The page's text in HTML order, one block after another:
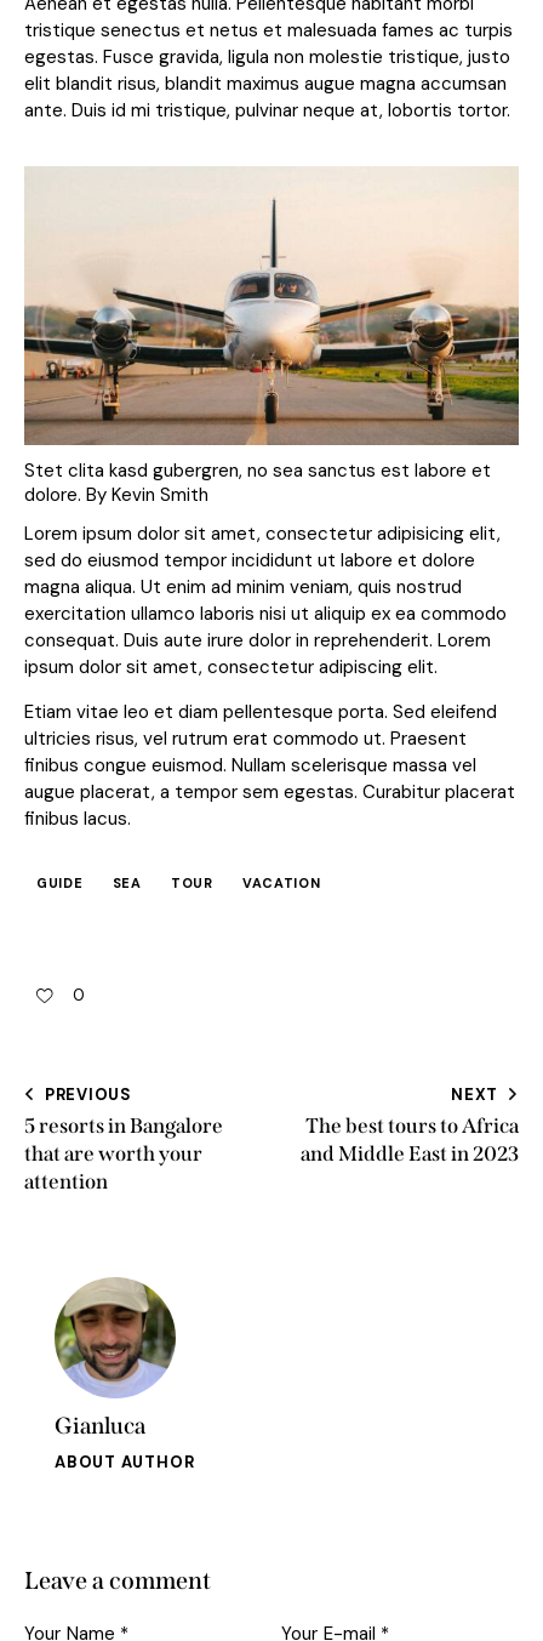
tristique senectus et netus et malesuada fames ac turpis
egestas. Fusce gravida, ligula non molestie tristique, justo
elit blandit risus, blandit maximus augue magna accumsan
ante. Duis id mi tristique, pulvinar neque at, lobortis tortor.
Stet clita kasd gubergren, no sea sanctus est labore et
dolore. By Kevin Smith
Lorem ipsum dolor sit amet, consectetur adipisicing elit,
sed do eiusmod tempor incididunt ut labore et dolore
magna aliqua. Ut enim ad minim veniam, quis nostrud
exercitation ullamco laboris nisi ut aliquip ex ea commodo
consequat. Duis aute irure dolor in reprehenderit. Lorem
ipsum dolor sit amet, consectetur adipiscing elit.
Etiam vitae leo et diam pellentesque porta. Sed eleifend
ultricies risus, vel rutrum erat commodo ut. Praesent
finibus congue euismod. Nullam scelerisque massa vel
augue placerat, a tempor sem egestas. Curabitur placerat
finibus lacus.
GUIDE SEA TOUR VACATION
0
PREVIOUS
5 resorts in Bangalore
that are worth your
attention
NEXT
The best tours to Africa
and Middle East in 2023
Gianluca
ABOUT AUTHOR
Leave a comment